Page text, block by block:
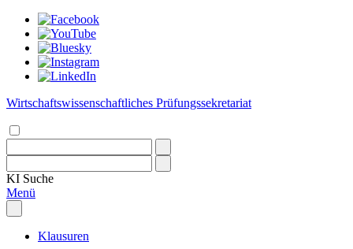
Wirtschaftswissenschaftliches Prüfungssekretariat
KI Suche
Menü
Klausuren